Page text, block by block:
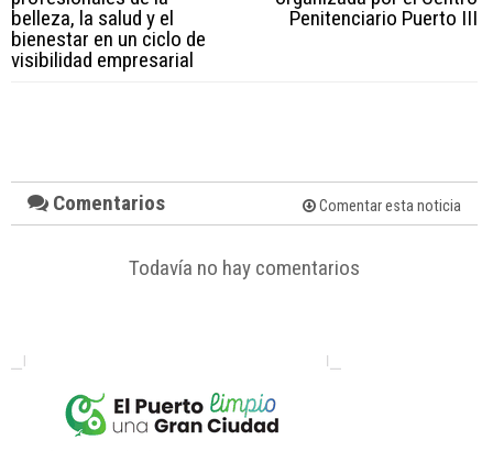
belleza, la salud y el
bienestar en un ciclo de
visibilidad empresarial
Penitenciario Puerto III
Comentarios Comentar esta noticia
Todavía no hay comentarios